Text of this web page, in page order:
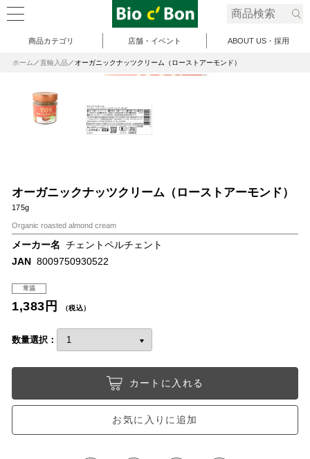
商品カテゴリ 店舗・イベント ABOUT US・採用
ホーム 直輸入品 オーガニックナッツクリーム（ローストアーモンド）
オーガニックナッツクリーム（ローストアーモンド）
175g
Organic roasted almond cream
メーカー名 チェントペルチェント
JAN 8009750930522
常温
1,383円 （税込）
数量選択：
カートに入れる
お気に入りに追加